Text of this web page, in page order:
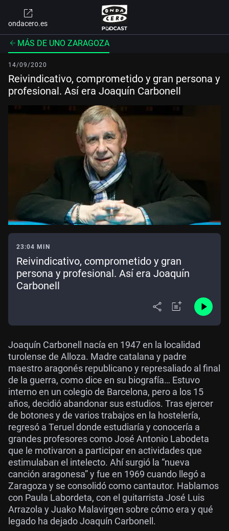
ondacero.es
MÁS DE UNO ZARAGOZA
14/09/2020
Reivindicativo, comprometido y gran persona y
profesional. Así era Joaquín Carbonell
23:04 MIN
Reivindicativo, comprometido y gran
persona y profesional. Así era Joaquín
Carbonell
Joaquín Carbonell nacía en 1947 en la localidad
turolense de Alloza. Madre catalana y padre
maestro aragonés republicano y represaliado al final
de la guerra, como dice en su biografía… Estuvo
interno en un colegio de Barcelona, pero a los 15
años, decidió abandonar sus estudios. Tras ejercer
de botones y de varios trabajos en la hostelería,
regresó a Teruel donde estudiaría y conocería a
grandes profesores como José Antonio Labodeta
que le motivaron a participar en actividades que
estimulaban el intelecto. Ahí surgió la “nueva
canción aragonesa” y fue en 1969 cuando llegó a
Zaragoza y se consolidó como cantautor. Hablamos
con Paula Labordeta, con el guitarrista José Luis
Arrazola y Juako Malavirgen sobre cómo era y qué
legado ha dejado Joaquín Carbonell.